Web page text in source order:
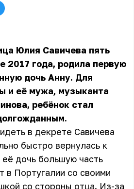
Юлия Савичева пять
2017 года, родила первую
дочь Анну. Для
и её мужа, музыканта
ребёнок стал
в декрете Савичева
быстро вернулась к
дочь большую часть
в Португалии со своими
со стороны отца. Из-за